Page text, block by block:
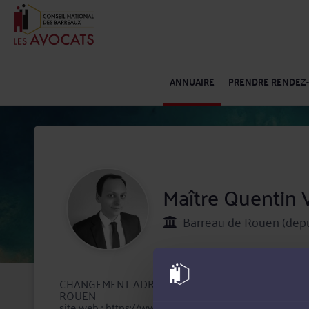
ANNUAIRE PRENDRE
Maître Quentin
Barreau de Rouen
CHANGEMENT ADRESSE au 31.03.2025 : Le
ROUEN